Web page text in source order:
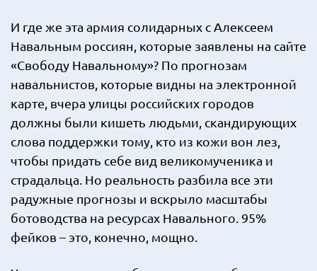
И где же эта армия солидарных с Алексеем
Навальным россиян, которые заявлены на сайте
«Свободу Навальному»? По прогнозам
навальнистов, которые видны на электронной
карте, вчера улицы российских городов
должны были кишеть людьми, скандирующих
слова поддержки тому, кто из кожи вон лез,
чтобы придать себе вид великомученика и
страдальца. Но реальность разбила все эти
радужные прогнозы и вскрыло масштабы
ботоводства на ресурсах Навального. 95%
фейков – это, конечно, мощно.